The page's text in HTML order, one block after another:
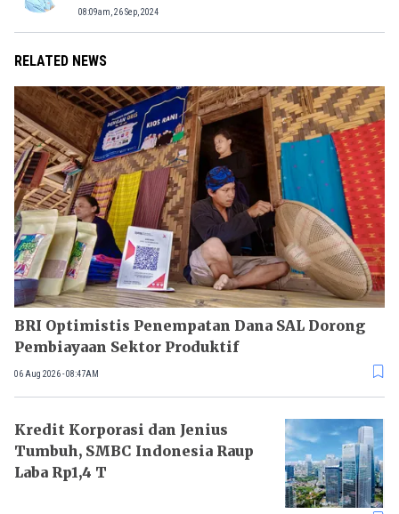
08:09am, 26 Sep, 2024
RELATED NEWS
BRI Optimistis Penempatan Dana SAL Dorong
Pembiayaan Sektor Produktif
06 Aug 2026 - 08:47AM
Kredit Korporasi dan Jenius
Tumbuh, SMBC Indonesia Raup
Laba Rp1,4 T